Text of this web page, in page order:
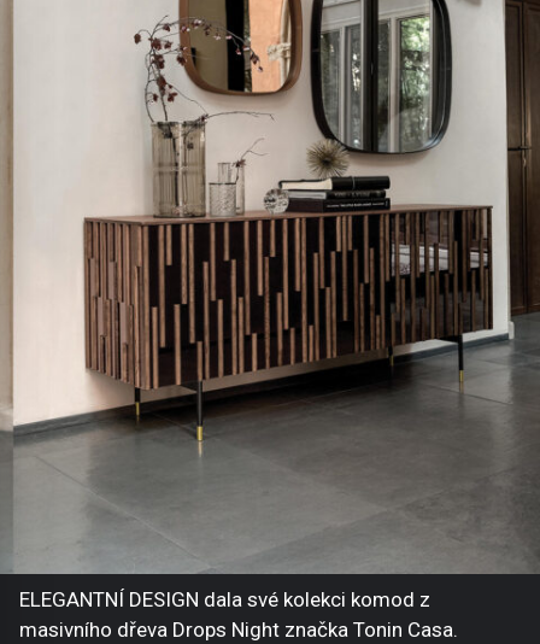
ELEGANTNÍ DESIGN dala své kolekci komod z
masivního dřeva Drops Night značka Tonin Casa.